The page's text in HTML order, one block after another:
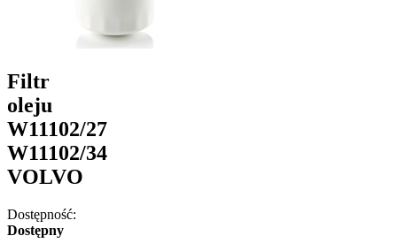
Filtr
oleju
W11102/27
W11102/34
VOLVO
Dostępność:
Dostępny